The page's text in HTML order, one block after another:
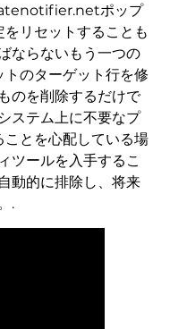
ポップ
リセットすることも
ならないもう一つの
のターゲット行を修
のを削除するだけで
ステム上に不要なプ
ことを心配している場
ツールを入手するこ
動的に排除し、将来
.